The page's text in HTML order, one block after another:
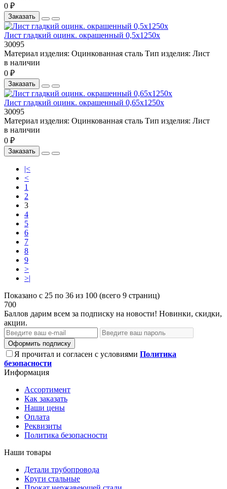
0 ₽
Заказать
Лист гладкий оцинк. окрашенный 0,5х1250х
30095
Материал изделия: Оцинкованная сталь Тип изделия: Лист
в наличии
0 ₽
Заказать
Лист гладкий оцинк. окрашенный 0,65х1250х
30095
Материал изделия: Оцинкованная сталь Тип изделия: Лист
в наличии
0 ₽
Заказать
|<
<
1
2
3
4
5
6
7
8
9
>
>|
Показано с 25 по 36 из 100 (всего 9 страниц)
700
Баллов дарим всем за подписку на новости! Новинки, скидки,
акции.
Оформить подписку
Я прочитал и согласен с условиями Политика
безопасности
Информация
Ассортимент
Как заказать
Наши цены
Оплата
Реквизиты
Политика безопасности
Наши товары
Детали трубопровода
Круги стальные